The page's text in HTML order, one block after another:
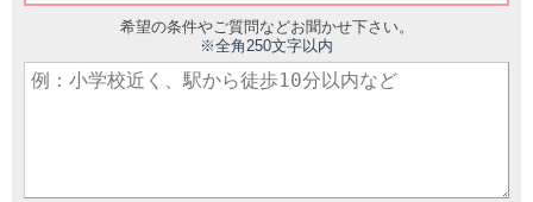
希望の条件やご質問などお聞かせ下さい。
※全角250文字以内